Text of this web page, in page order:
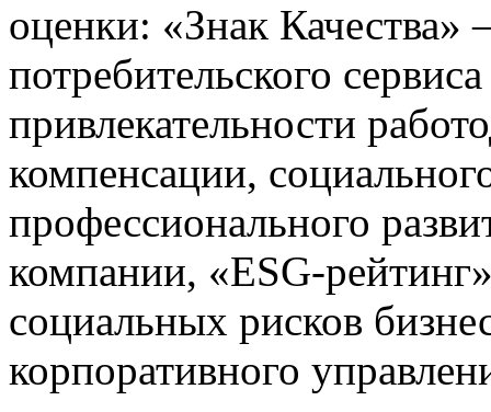
оценки: «Знак Качества»
потребительского
привлекательности
компенсации,
профессионального
компании, «ESG-
социальных рисков
корпоративного